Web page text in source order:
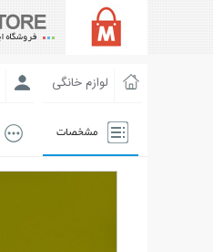
لوازم خانگی
مشخصات